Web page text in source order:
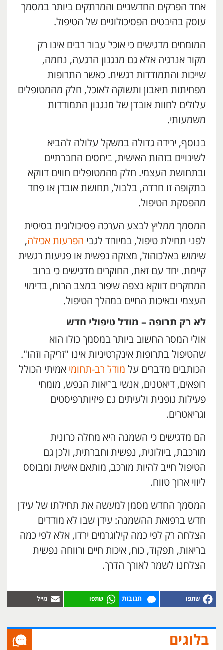
אחד הפרקים החדשניים והמרתקים ביותר במסמך
עוסק בהיבטים הפסיכולוגיים של הטיפול.
המומחים מדגישים כי אוכל עבור רבים אינו רק
מקור אנרגיה אלא גם מנגנון הרגעה, נחמה,
שייכות והתמודדות רגשית. כאשר התרופות
מפחיתות תיאבון ותשוקה לאוכל, חלק מהמטופלים
עלולים לחוות אובדן של מנגנון התמודדות
משמעותי.
בנוסף, ירידה גדולה במשקל עלולה להביא
לשינויים בזהות האישית, ביחסים החברתיים
ובתחושת העצמי. חלק מהמטופלים חווים דווקא
בתקופה זו חרדה, בלבול, תחושת אובדן או פחד
מהפסקת הטיפול.
המסמך ממליץ לבצע הערכה פסיכולוגית בסיסית
לפני תחילת טיפול, במיוחד לגבי הפרעות אכילה,
שימוש באלכוהול, מצוקה נפשית או פגיעות רגשית
קיימת. יחד עם זאת, החוקרים מדגישים כי ברוב
המחקרים דווקא נצפה שיפור במצב הרוח, בדימוי
העצמי ובאיכות החיים במהלך הטיפול.
לא רק תרופה – מודל טיפולי חדש
אולי המסר החשוב ביותר במסמך כולו הוא
שהטיפול בתרופות אינקרטיניות אינו "זריקה וזהו".
הכותבים מדברים על מודל רב-תחומי אמיתי הכולל
רופאים, דיאטנים, אנשי בריאות הנפש, מומחי
פעילות גופנית ולעיתים גם פיזיותרפיסטים
וגריאטרים.
הם מדגישים כי השמנה היא מחלה כרונית
מורכבת, ביולוגית, נפשית וחברתית, ולכן גם
הטיפול חייב להיות מורכב, מותאם אישית ומבוסס
ליווי ארוך טווח.
המסמך החדש מסמן למעשה את תחילתו של עידן
חדש ברפואת ההשמנה: עידן שבו לא מודדים
הצלחה רק לפי כמה קילוגרמים ירדו, אלא לפי כמה
בריאות, תפקוד, כוח, איכות חיים ורווחה נפשית
הצלחנו לשמר לאורך הדרך.
תגובות
בלוגים